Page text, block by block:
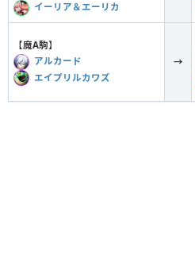
イーリア＆エーリカ
【魔A駒】
アルカード
エイプリルカワズ
→